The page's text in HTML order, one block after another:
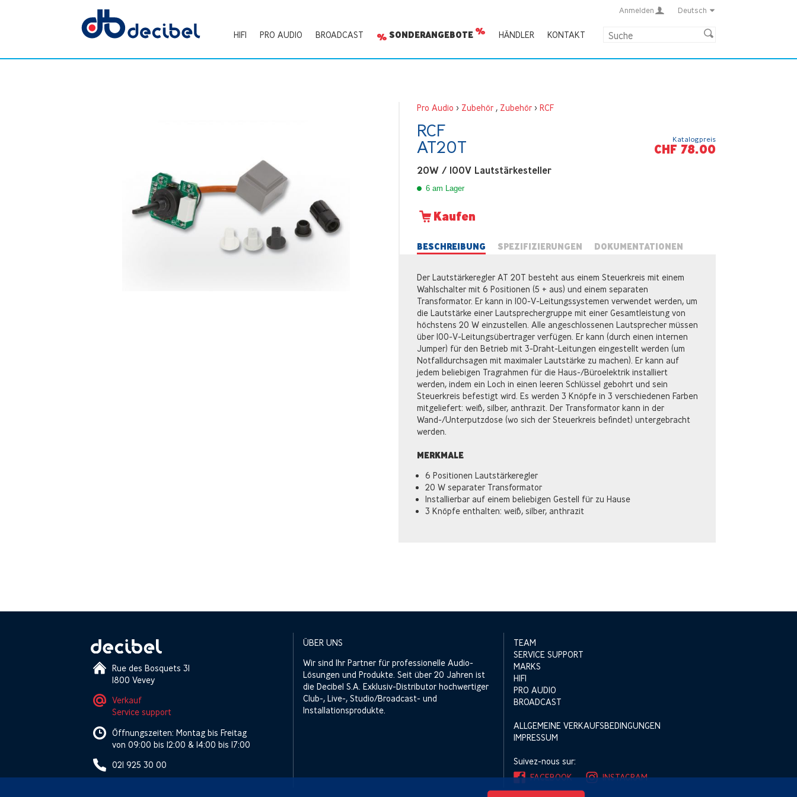
Anmelden Deutsch
HIFI PRO AUDIO BROADCAST SONDERANGEBOTE HÄNDLER KONTAKT
Pro Audio > Zubehör, Zubehör> RCF
RCF
AT20T
20W / 100V Lautstärkesteller
6 am Lager
Kaufen
Katalogpreis
CHF 78.00
BESCHREIBUNG SPEZIFIZIERUNGEN DOKUMENTATIONEN
Der Lautstärkeregler AT 20T besteht aus einem Steuerkreis mit einem
Wahlschalter mit 6 Positionen (5 + aus) und einem separaten
Transformator. Er kann in 100-V-Leitungssystemen verwendet werden, um
die Lautstärke einer Lautsprechergruppe mit einer Gesamtleistung von
höchstens 20 W einzustellen. Alle angeschlossenen Lautsprecher müssen
über 100-V-Leitungsübertrager verfügen. Er kann (durch einen internen
Jumper) für den Betrieb mit 3-Draht-Leitungen eingestellt werden (um
Notfalldurchsagen mit maximaler Lautstärke zu machen). Er kann auf
jedem beliebigen Tragrahmen für die Haus-/Büroelektrik installiert
werden, indem ein Loch in einen leeren Schlüssel gebohrt und sein
Steuerkreis befestigt wird. Es werden 3 Knöpfe in 3 verschiedenen Farben
mitgeliefert: weiß, silber, anthrazit. Der Transformator kann in der
Wand-/Unterputzdose (wo sich der Steuerkreis befindet) untergebracht
werden.
MERKMALE
6 Positionen Lautstärkeregler
20 W separater Transformator
Installierbar auf einem beliebigen Gestell für zu Hause
3 Knöpfe enthalten: weiß, silber, anthrazit
Rue des Bosquets 31
1800 Vevey
Verkauf
Service support
Öffnungszeiten: Montag bis Freitag
von 09:00 bis 12:00 & 14:00 bis 17:00
021 925 30 00
ÜBER UNS
Wir sind Ihr Partner für professionelle Audio-
Lösungen und Produkte. Seit über 20 Jahren ist
die Decibel S.A. Exklusiv-Distributor hochwertiger
Club-, Live-, Studio/Broadcast- und
Installationsprodukte.
TEAM
SERVICE SUPPORT
MARKS
HIFI
PRO AUDIO
BROADCAST
ALLGEMEINE VERKAUFSBEDINGUNGEN
IMPRESSUM
Suivez-nous sur:
FACEBOOK
INSTAGRAM
KOSTENLOS